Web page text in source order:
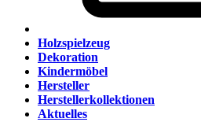
Holzspielzeug
Dekoration
Kindermöbel
Hersteller
Herstellerkollektionen
Aktuelles